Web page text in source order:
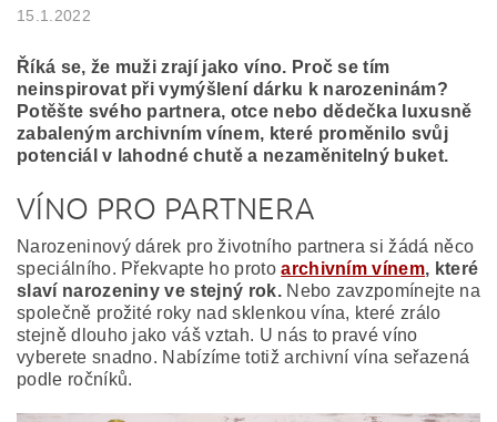
15.1.2022
Říká se, že muži zrají jako víno. Proč se tím
neinspirovat při vymýšlení dárku k narozeninám?
Potěšte svého partnera, otce nebo dědečka luxusně
zabaleným archivním vínem, které proměnilo svůj
potenciál v lahodné chutě a nezaměnitelný buket.
VÍNO PRO PARTNERA
Narozeninový dárek pro životního partnera si žádá něco
speciálního. Překvapte ho protoarchivním vínem, které
slaví narozeniny ve stejný rok.Nebo zavzpomínejte na
společně prožité roky nad sklenkou vína, které zrálo
stejně dlouho jako váš vztah. U nás to pravé víno
vyberete snadno. Nabízíme totiž archivní vína seřazená
podle ročníků.